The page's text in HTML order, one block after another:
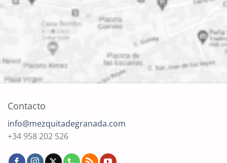
Contacto
info@mezquitadegranada.com
+34 958 202 526